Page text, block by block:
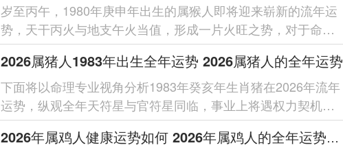
岁至丙午，1980年庚申年出生的属猴人即将迎来崭新的流年运
势，天干丙火与地支午火当值，形成一片火旺之势，对于命局
喜火的猴人来讲此为奋发有为的机...
2026属猪人1983年出生全年运势 2026属猪人的全年运势
下面将以命理专业视角分析1983年癸亥年生肖猪在2026年流年
运势，纵观全年天符星与官符星同临，事业上将遇权力契机却
易惹是非；天财星暗合太岁，财运...
2026年属鸡人健康运势如何 2026年属鸡人的全年运势如何